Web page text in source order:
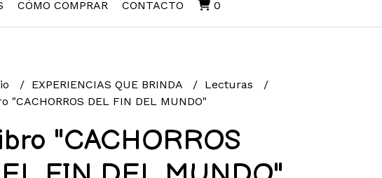
CÓMO COMPRAR CONTACTO 0
EXPERIENCIAS QUE BRINDA
Lecturas
"CACHORROS DEL FIN DEL MUNDO"
"CACHORROS